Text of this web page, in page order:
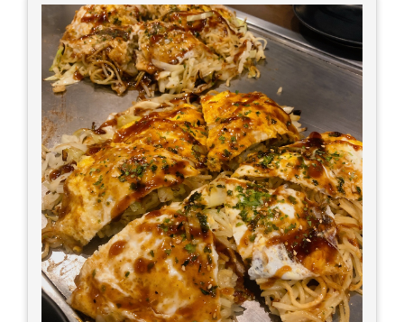
にかかるetcが徐々に....。 気の持ちようと、タイ
ミングかもしれませんが。お宮参りはお薦めで
す。